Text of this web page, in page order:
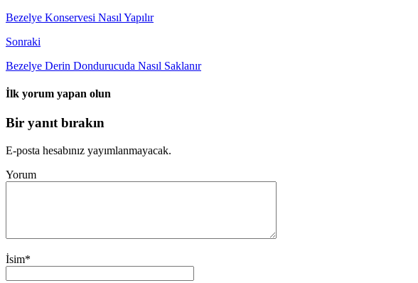
Bezelye Konservesi Nasıl Yapılır
Sonraki
Bezelye Derin Dondurucuda Nasıl Saklanır
İlk yorum yapan olun
Bir yanıt bırakın
E-posta hesabınız yayımlanmayacak.
Yorum
İsim*